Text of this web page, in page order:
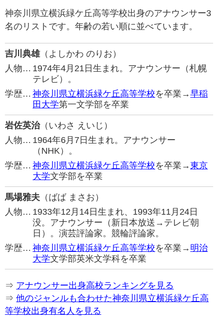
神奈川県立横浜緑ケ丘高等学校出身のアナウンサー3
名のリストです。年齢の若い順に並べています。
吉川典雄（よしかわ のりお）
人物… 1974年4月21日生まれ。アナウンサー（札幌
テレビ）。
学歴… 神奈川県立横浜緑ケ丘高等学校を卒業→早稲
田大学第一文学部を卒業
岩佐英治（いわさ えいじ）
人物… 1964年6月7日生まれ。アナウンサー
（NHK）。
学歴… 神奈川県立横浜緑ケ丘高等学校を卒業→東京
大学文学部を卒業
馬場雅夫 （ばば まさお）
人物… 1933年12月14日生まれ、1993年11月24日
没。アナウンサー（新日本放送→テレビ朝
日）。演芸評論家。競輪評論家。
学歴… 神奈川県立横浜緑ケ丘高等学校を卒業→ 明治
大学文学部英米文学科を卒業
⇒ アナウンサー出身高校ランキングを見る
⇒ 他のジャンルも合わせた神奈川県立横浜緑ケ丘高
等学校出身有名人を見る